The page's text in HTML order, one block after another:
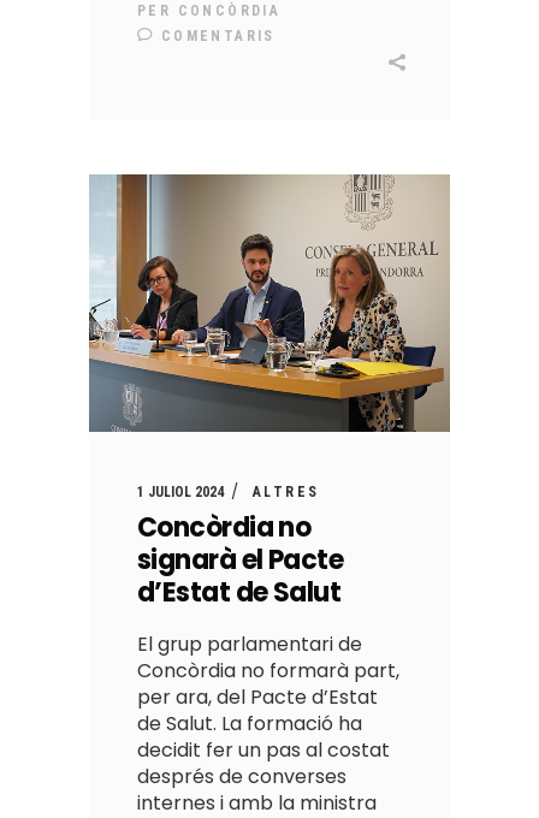
PER CONCÒRDIA
COMENTARIS
1 JULIOL 2024 ALTRES
Concòrdia no
signarà el Pacte
d’Estat de Salut
El grup parlamentari de
Concòrdia no formarà part,
per ara, del Pacte d’Estat
de Salut. La formació ha
decidit fer un pas al costat
després de converses
internes i amb la ministra